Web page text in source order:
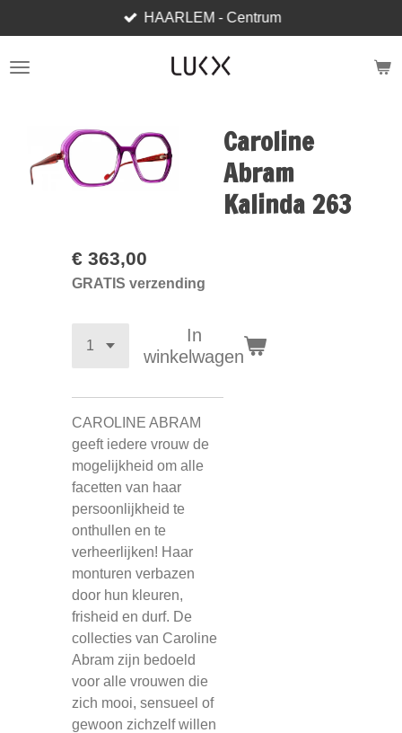
direct
naar
HAARLEM - Centrum
Caroline
Abram
Kalinda 263
€ 363,00
GRATIS verzending
In
winkelwagen
CAROLINE ABRAM
geeft iedere vrouw de
mogelijkheid om alle
facetten van haar
persoonlijkheid te
onthullen en te
verheerlijken! Haar
monturen verbazen
door hun kleuren,
frisheid en durf. De
collecties van Caroline
Abram zijn bedoeld
voor alle vrouwen die
zich mooi, sensueel of
gewoon zichzelf willen